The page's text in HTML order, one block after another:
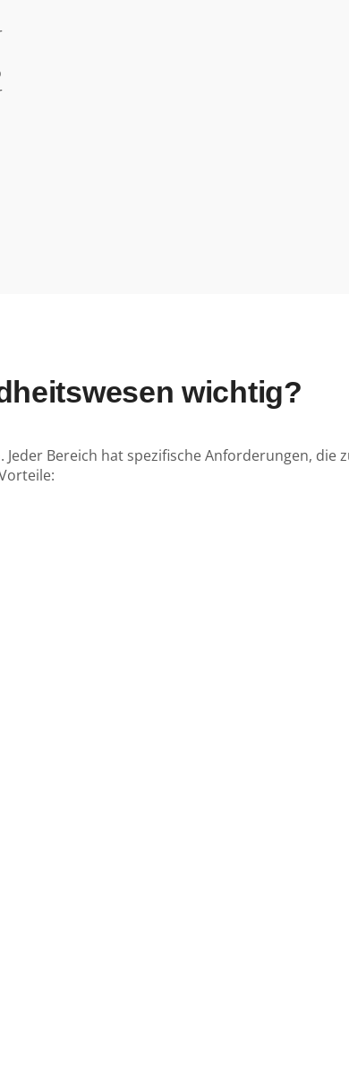
wichtig?
Bereich hat spezifische Anforderungen, die